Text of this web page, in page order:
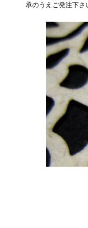
承のうえご発注下さ